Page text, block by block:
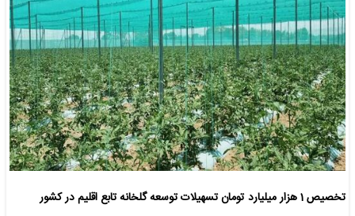
تخصیص 1 هزار میلیارد تومان تسهیلات توسعه گلخانه تابع اقلیم در کشور